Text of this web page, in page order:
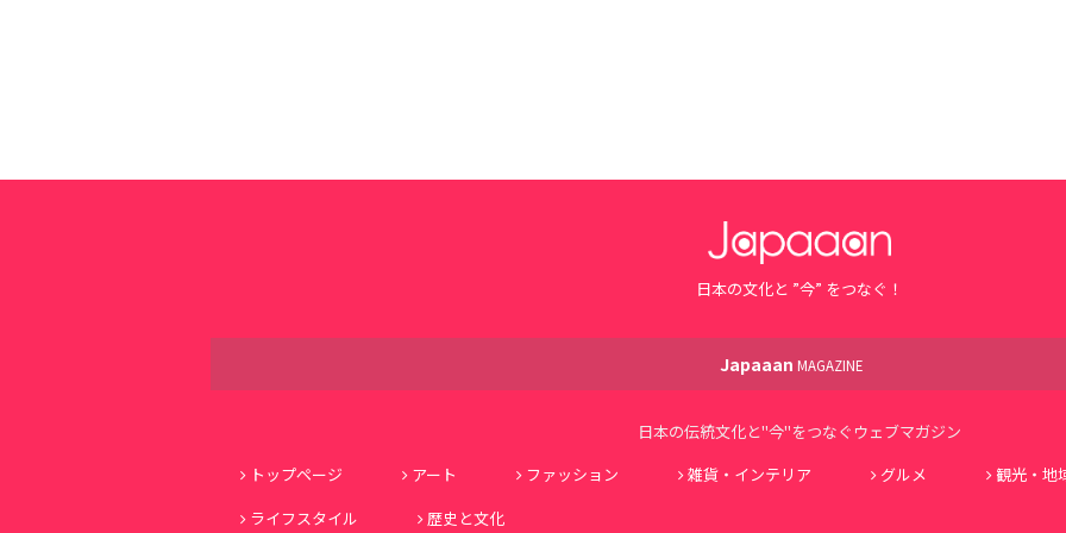
日本の文化と ”今” をつなぐ！
Japaaan MAGAZINE
日本の伝統文化と"今"をつなぐウェブマガジン
トップページ
アート ファッション 雑貨・インテリア グルメ 観光・地
ライフスタイル
歴史と文化